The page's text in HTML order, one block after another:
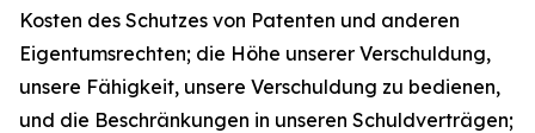
Kosten des Schutzes von Patenten und anderen
Eigentumsrechten; die Höhe unserer Verschuldung,
unsere Fähigkeit, unsere Verschuldung zu bedienen,
und die Beschränkungen in unseren Schuldverträgen;